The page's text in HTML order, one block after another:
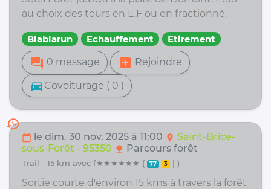
au choix des tours en E.F ou en fractionné.
Blablarun Echauffement Etirement
forum 0 message add_box Rejoindre
directions_car Covoiturage ( 0 )
history
calendar_today le dim. 30 nov. 2025 à 11:00 location_on Saint-Brice-
sous-Forêt - 95350 nature Parcours forêt
trail - 15 km avec f★★★★★★ ( 77 3 | )
Sortie courte d'environ 15 kms à travers la forêt